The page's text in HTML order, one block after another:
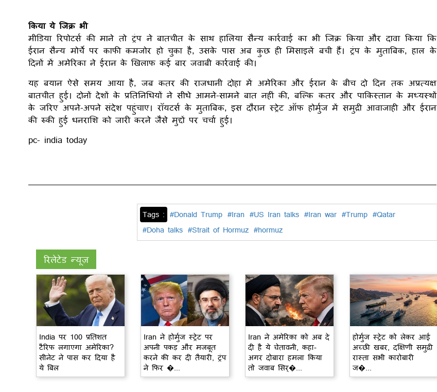
किया ये जिक्र भी
मीडिया रिपोटर्स की माने तो ट्रंप ने बातचीत के साथ हालिया सैन्य कार्रवाई का भी जिक्र किया और दावा किया कि
ईरान सैन्य मोर्चे पर काफी कमजोर हो चुका है, उसके पास अब कुछ ही मिसाइलें बची हैं। ट्रंप के मुताबिक, हाल के
दिनों में अमेरिका ने ईरान के खिलाफ कई बार जवाबी कार्रवाई की।
यह बयान ऐसे समय आया है, जब कतर की राजधानी दोहा में अमेरिका और ईरान के बीच दो दिन तक अप्रत्यक्ष
बातचीत हुई। दोनों देशों के प्रतिनिधियों ने सीधे आमने-सामने बात नहीं की, बल्कि कतर और पाकिस्तान के मध्यस्थों
के जरिए अपने-अपने संदेश पहुंचाए। रॉयटर्स के मुताबिक, इस दौरान स्ट्रेट ऑफ होर्मुज में समुद्री आवाजाही और ईरान
की रुकी हुई धनराशि को जारी करने जैसे मुद्दों पर चर्चा हुई।
pc- india today
Tags : #Donald Trump #Iran #US Iran talks #Iran war #Trump #Qatar
#Doha talks #Strait of Hormuz #hormuz
रिलेटेड न्यूज़
India पर 100 प्रतिशत
टैरिफ लगाएगा अमेरिका?
सीनेट ने पास कर दिया है
ये बिल
Iran ने होर्मुज स्ट्रेट पर
अपनी पकड़ और मजबूत
करने की कर दी तैयारी, ट्रंप
ने फिर �...
Iran ने अमेरिका को अब दे
दी है ये चेतावनी, कहा-
अगर दोबारा हमला किया
तो जवाब सिर्�...
होर्मुज स्ट्रेट को लेकर आई
अच्छी खबर, दक्षिणी समुद्री
रास्ता सभी कारोबारी
ज�...